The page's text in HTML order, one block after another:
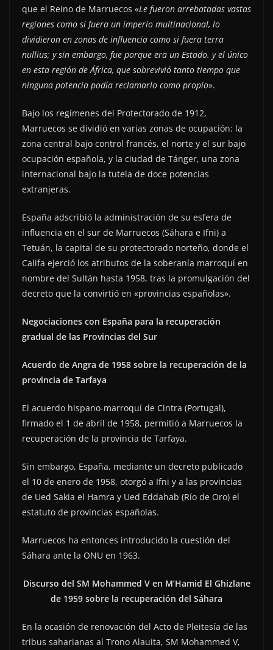
que el Reino de Marruecos «Le fueron arrebatadas vastas
regiones como si fuera un imperio multinacional, lo
dividieron en zonas de influencia como si fuera terra
nullius; y sin embargo, fue porque era un Estado. y el único
en esta región de África, que sobrevivió tanto tiempo que
ninguna potencia podía reclamarlo como propio».
Bajo los regímenes del Protectorado de 1912,
Marruecos se dividió en varias zonas de ocupación: la
zona central bajo control francés, el norte y el sur bajo
ocupación española, y la ciudad de Tánger, una zona
internacional bajo la tutela de doce potencias
extranjeras.
España adscribió la administración de su esfera de
influencia en el sur de Marruecos (Sáhara e Ifni) a
Tetuán, la capital de su protectorado norteño, donde el
Califa ejerció los atributos de la soberanía marroquí en
nombre del Sultán hasta 1958, tras la promulgación del
decreto que la convirtió en «provincias españolas».
Negociaciones con España para la recuperación
gradual de las Provincias del Sur
Acuerdo de Angra de 1958 sobre la recuperación de la
provincia de Tarfaya
El acuerdo hispano-marroquí de Cintra (Portugal),
firmado el 1 de abril de 1958, permitió a Marruecos la
recuperación de la provincia de Tarfaya.
Sin embargo, España, mediante un decreto publicado
el 10 de enero de 1958, otorgó a Ifni y a las provincias
de Ued Sakia el Hamra y Ued Eddahab (Río de Oro) el
estatuto de provincias españolas.
Marruecos ha entonces introducido la cuestión del
Sáhara ante la ONU en 1963.
Discurso del SM Mohammed V en M’Hamid El Ghizlane
de 1959 sobre la recuperación del Sáhara
En la ocasión de renovación del Acto de Pleitesía de las
tribus saharianas al Trono Alauita, SM Mohammed V,